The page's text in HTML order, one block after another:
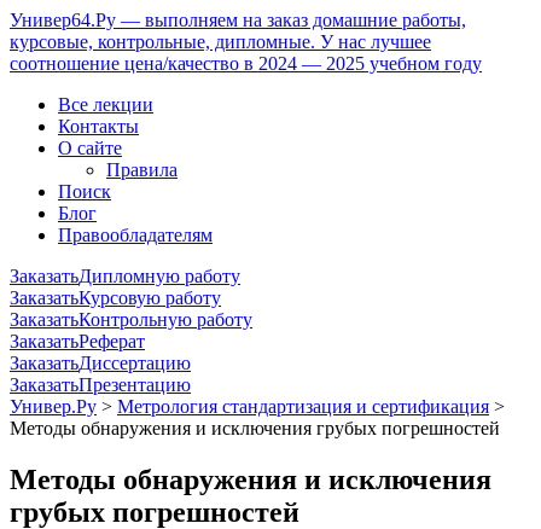
Универ64.Ру — выполняем на заказ домашние работы,
курсовые, контрольные, дипломные. У нас лучшее
соотношение цена/качество в 2024 — 2025 учебном году
Все лекции
Контакты
О сайте
Правила
Поиск
Блог
Правообладателям
ЗаказатьДипломную работу
ЗаказатьКурсовую работу
ЗаказатьКонтрольную работу
ЗаказатьРеферат
ЗаказатьДиссертацию
ЗаказатьПрезентацию
Универ.Ру > Метрология стандартизация и сертификация >
Методы обнаружения и исключения грубых погрешностей
Методы обнаружения и исключения
грубых погрешностей